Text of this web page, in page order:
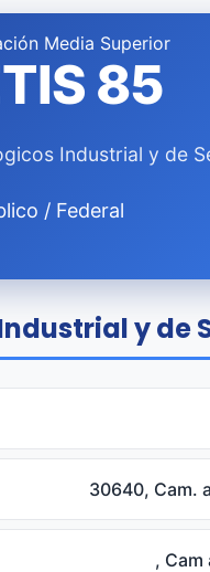
Media Superior
85
Industrial y de
/ Federal
y de
30640, Cam.
,